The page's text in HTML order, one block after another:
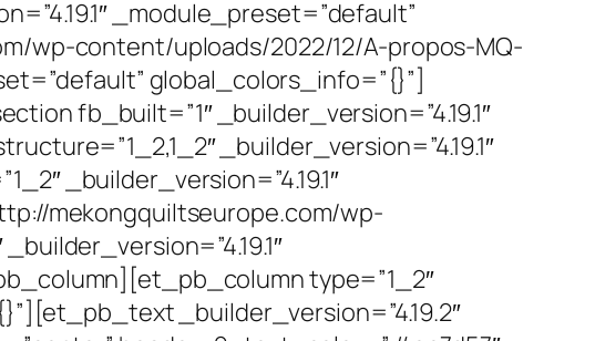
_module_preset=”default”
wp-content/uploads/2022/12/A-propos-MQ-
global_colors_info=”{}”]
fb_built=”1″ _builder_version=”4.19.1″
_builder_version=”4.19.1″
_builder_version=”4.19.1″
mekongquiltseurope.com/wp-
type=”1_2″
_builder_version=”4.19.2″